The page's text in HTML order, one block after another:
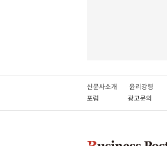
신문사소개 윤리강령
포럼
광고문의